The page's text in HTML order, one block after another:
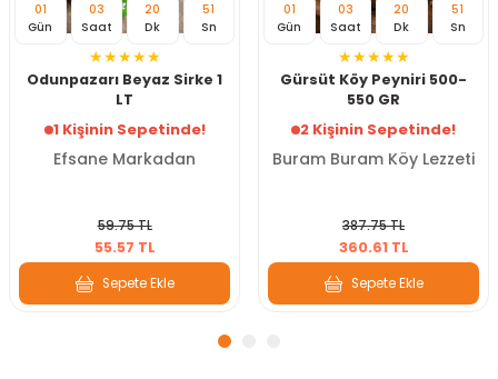
01
Gün
03
Saat
20
Dk
50
Sn
Odunpazarı Beyaz Sirke 1
LT
1 Kişinin Sepetinde!
Efsane Markadan
59.75 TL
55.57 TL
Sepete Ekle
01
Gün
03
Saat
20
Dk
50
Sn
Gürsüt Köy Peyniri 500-
550 GR
2 Kişinin Sepetinde!
Buram Buram Köy Lezzeti
387.75 TL
360.61 TL
Sepete Ekle